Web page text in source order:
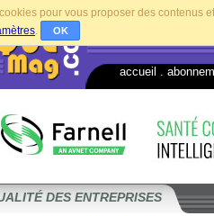
pour vous proposer des contenus et
. OK
accueil
DES ENTREPRISES